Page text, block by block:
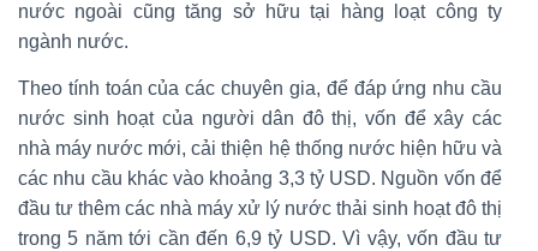
nước ngoài cũng tăng sở hữu tại hàng loạt công ty
ngành nước.
Theo tính toán của các chuyên gia, để đáp ứng nhu cầu
nước sinh hoạt của người dân đô thị, vốn để xây các
nhà máy nước mới, cải thiện hệ thống nước hiện hữu và
các nhu cầu khác vào khoảng 3,3 tỷ USD. Nguồn vốn để
đầu tư thêm các nhà máy xử lý nước thải sinh hoạt đô thị
trong 5 năm tới cần đến 6,9 tỷ USD. Vì vậy, vốn đầu tư